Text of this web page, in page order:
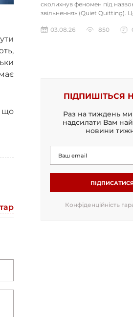
що
сколихнув феномен під
звільнення» (Quiet Quitting).
03.08.26
850
ПІДПИШІТЬСЯ
Раз на тиждень
надсилати Вам
новини
Конфіденційність